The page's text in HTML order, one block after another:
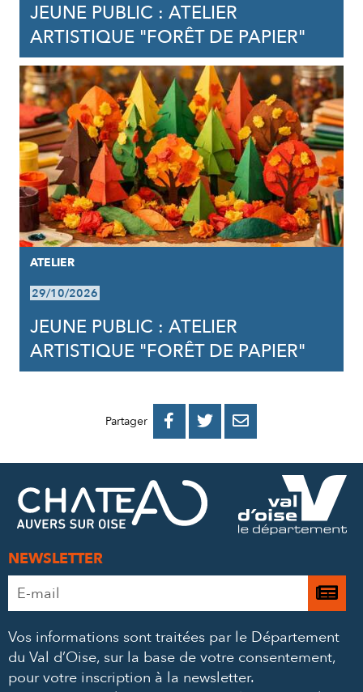
JEUNE PUBLIC : ATELIER
ARTISTIQUE "FORÊT DE PAPIER"
ATELIER
29/10/2026
JEUNE PUBLIC : ATELIER
ARTISTIQUE "FORÊT DE PAPIER"
Partager 
PARTAGER
FACEBOOK
PARTAGER
PARTAGER
MAIL
NEWSLETTER
Adresse
e-
*
Je
à
Vos informations sont traitées par le Département
du Val d’Oise, sur la base de votre consentement,
pour votre inscription à la newsletter.